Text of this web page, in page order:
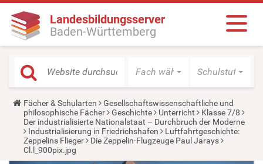
Landesbildungsserver
Baden-Württemberg
Fach wählen Schulstufe
Y
o
u
a
r
e
h
Fächer & Schularten
Gesellschaftswissenschaftliche und
philosophische Fächer
Geschichte Unterricht
Klasse 7/8
Der industrialisierte Nationalstaat – Durchbruch der Moderne
Industrialisierung in Friedrichshafen
Luftfahrtgeschichte:
Zeppelins Flieger
Die Zeppelin-Flugzeuge Paul Jarays
Cl.l_900pix.jpg